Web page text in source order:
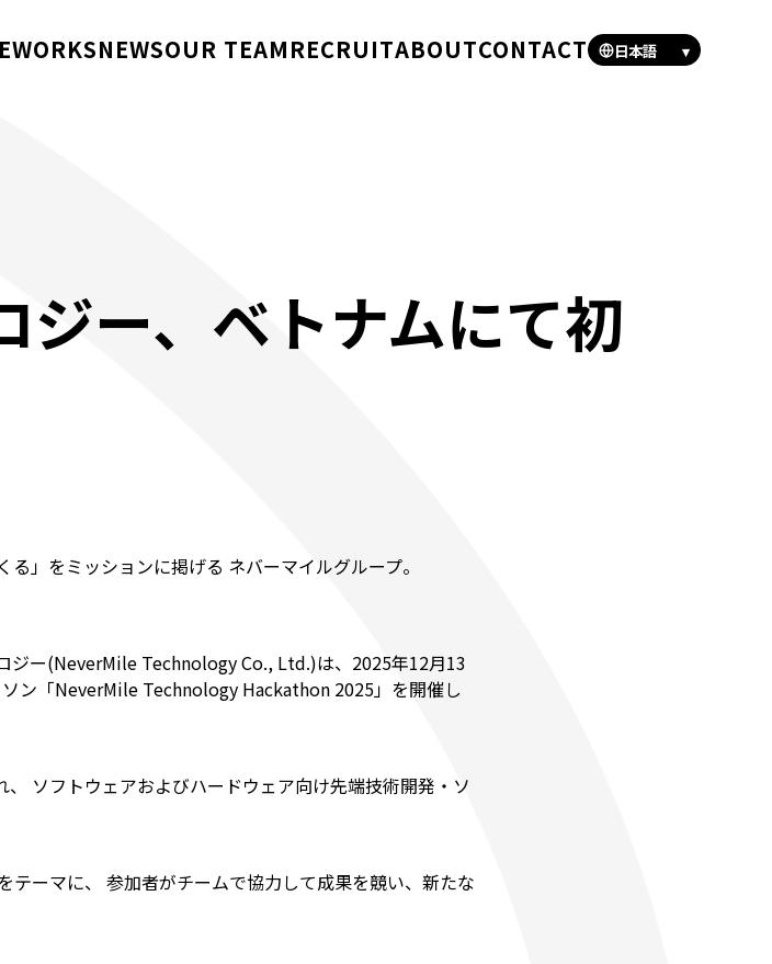
WORKSNEWSOUR TEAMRECRUITABOUTCONTACT 日本語 ▾
ジー、ベトナムにて初
」をミッションに掲げる ネバーマイルグループ。
ジー(NeverMile Technology Co., Ltd.)は、2025年12月13
ン「NeverMile Technology Hackathon 2025」を開催し
ソフトウェアおよびハードウェア向け先端技術開発・ソ
ーマに、 参加者がチームで協力して成果を競い、新たな